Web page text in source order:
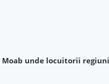
unde locuitorii